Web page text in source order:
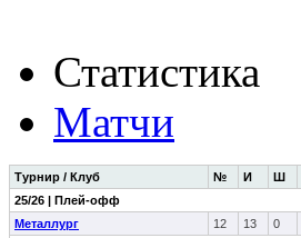
Статистика
Матчи
Турнир / Клуб № И Ш
25/26 | Плей-офф
Металлург
12 13 0